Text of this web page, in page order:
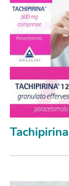
Tachipirina